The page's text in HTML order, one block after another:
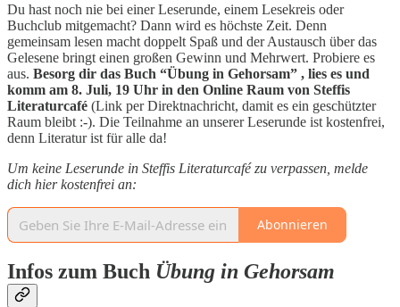
Du hast noch nie bei einer Leserunde, einem Lesekreis oder
Buchclub mitgemacht? Dann wird es höchste Zeit. Denn
gemeinsam lesen macht doppelt Spaß und der Austausch über das
Gelesene bringt einen großen Gewinn und Mehrwert. Probiere es
aus. Besorg dir das Buch “Übung in Gehorsam” , lies es und
komm am 8. Juli, 19 Uhr in den Online Raum von Steffis
Literaturcafé (Link per Direktnachricht, damit es ein geschützter
Raum bleibt :-). Die Teilnahme an unserer Leserunde ist kostenfrei,
denn Literatur ist für alle da!
Um keine Leserunde in Steffis Literaturcafé zu verpassen, melde
dich hier kostenfrei an:
Abonnieren
Infos zum Buch Übung in Gehorsam